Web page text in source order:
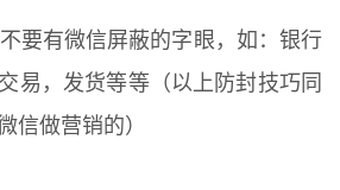
要有微信屏蔽的字眼，如：银行
易，发货等等（以上防封技巧同
信做营销的）